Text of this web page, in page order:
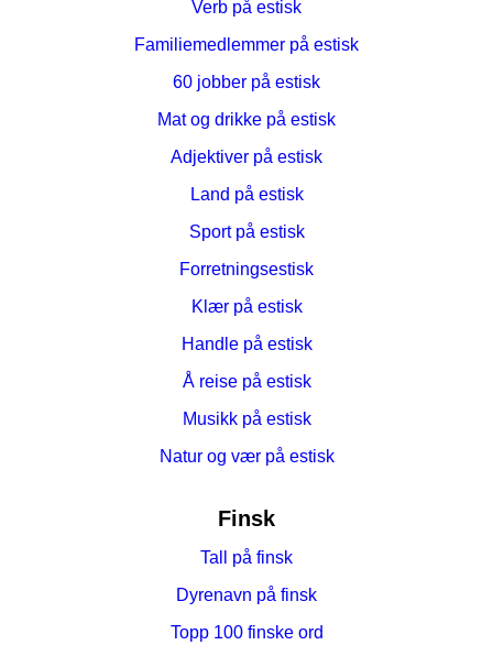
Verb på estisk
Familiemedlemmer på estisk
60 jobber på estisk
Mat og drikke på estisk
Adjektiver på estisk
Land på estisk
Sport på estisk
Forretningsestisk
Klær på estisk
Handle på estisk
Å reise på estisk
Musikk på estisk
Natur og vær på estisk
Finsk
Tall på finsk
Dyrenavn på finsk
Topp 100 finske ord